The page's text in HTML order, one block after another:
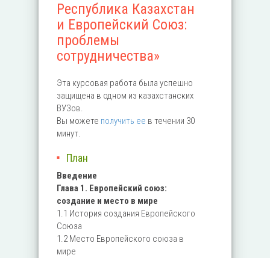
Республика Казахстан
и Европейский Союз:
проблемы
сотрудничества»
Эта курсовая работа была успешно
защищена в одном из казахстанских
ВУЗов.
Вы можете получить ее в течении 30
минут.
План
Введение
Глава 1. Европейский союз:
создание и место в мире
1.1 История создания Европейского
Союза
1.2 Место Европейского союза в
мире